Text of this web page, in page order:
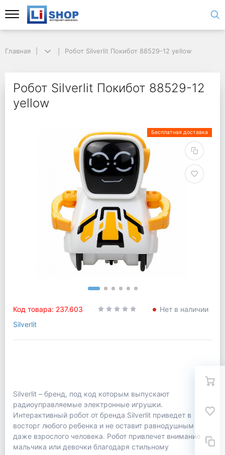
Главная Робот Silverlit Покибот 88529-12 yellow
Робот Silverlit Покибот 88529-12
yellow
Бесплатная доставка
Код товара: 237.603
Нет в наличии
Silverlit
Silverlit – бренд, под код которым выпускают
радиоуправляемые электронные игрушки.
Интерактивный робот от бренда Silverlit приведет в
восторг любого ребенка и не оставит равнодушным
даже взрослого человека. Робот привлечет внимание
мальчика или девочки благодаря стильному